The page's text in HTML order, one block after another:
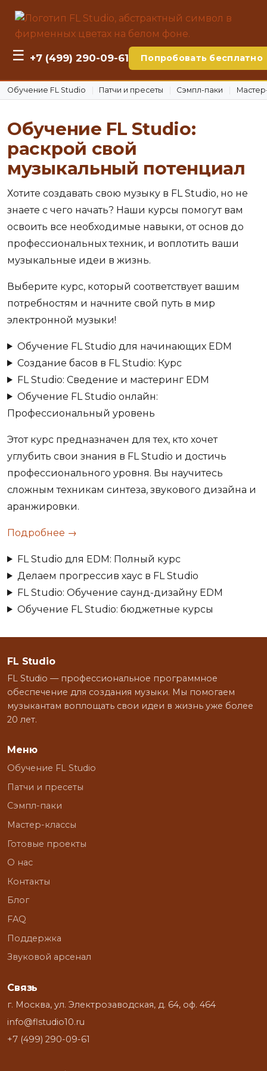
☰ +7 (499) 290-09-61 Попробовать бесплатно
Обучение FL Studio Патчи и пресеты Сэмпл-паки
Обучение FL Studio:
раскрой свой
музыкальный потенциал
Хотите создавать свою музыку в FL Studio, но не
знаете с чего начать? Наши курсы помогут вам
освоить все необходимые навыки, от основ до
профессиональных техник, и воплотить ваши
музыкальные идеи в жизнь.
Выберите курс, который соответствует вашим
потребностям и начните свой путь в мир
электронной музыки!
Обучение FL Studio для начинающих EDM
Создание басов в FL Studio: Курс
FL Studio: Сведение и мастеринг EDM
Обучение FL Studio онлайн:
Профессиональный уровень
Этот курс предназначен для тех, кто хочет
углубить свои знания в FL Studio и достичь
профессионального уровня. Вы научитесь
сложным техникам синтеза, звукового дизайна и
аранжировки.
Подробнее →
FL Studio для EDM: Полный курс
Делаем прогрессив хаус в FL Studio
FL Studio: Обучение саунд-дизайну EDM
Обучение FL Studio: бюджетные курсы
FL Studio
FL Studio — профессиональное программное
обеспечение для создания музыки. Мы помогаем
музыкантам воплощать свои идеи в жизнь уже более
20 лет.
Меню
Обучение FL Studio
Патчи и пресеты
Сэмпл-паки
Мастер-классы
Готовые проекты
О нас
Контакты
Блог
FAQ
Поддержка
Звуковой арсенал
Связь
г. Москва, ул. Электрозаводская, д. 64, оф. 464
info@flstudio10.ru
+7 (499) 290-09-61